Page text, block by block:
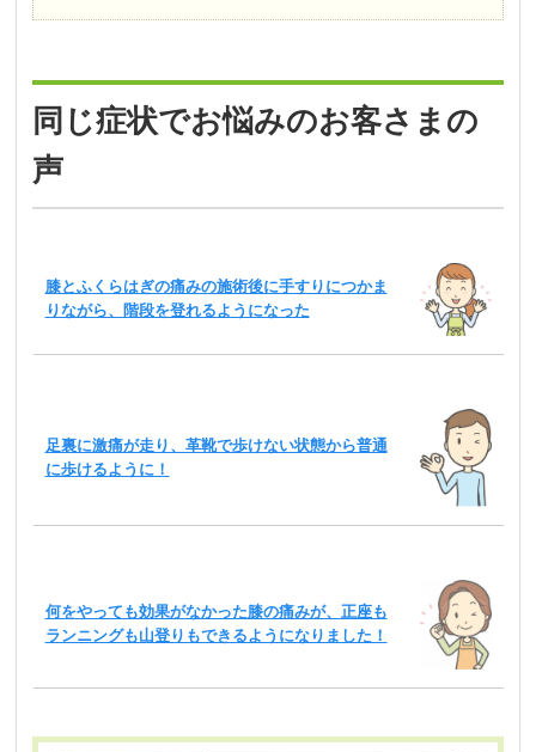
同じ症状でお悩みのお客さまの
声
膝とふくらはぎの痛みの施術後に手すりにつかま
りながら、階段を登れるようになった
足裏に激痛が走り、革靴で歩けない状態から普通
に歩けるように！
何をやっても効果がなかった膝の痛みが、正座も
ランニングも山登りもできるようになりました！